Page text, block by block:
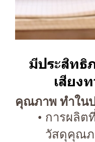
มีประสิทธิ
เสียง
คุณภาพ ทำในป
การผลิต
วัสดุคุณ